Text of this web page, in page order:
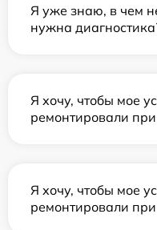
Я уже знаю, в чем
нужна
Я хочу, чтобы мое
ремонтировали
Я хочу, чтобы мое
ремонтировали